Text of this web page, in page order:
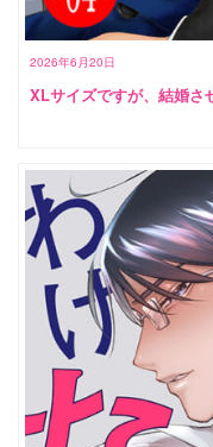
2026年6月20日
XLサイズですが、結婚さ